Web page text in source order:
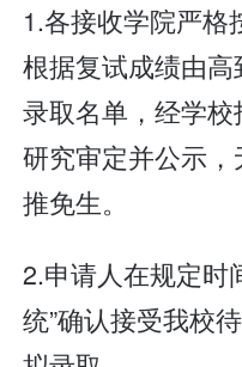
1.各接收学院严格
根据复试成绩由
录取名单，经学
研究审定并公示
推免生。
2.申请人在规定时
统”确认接受我校